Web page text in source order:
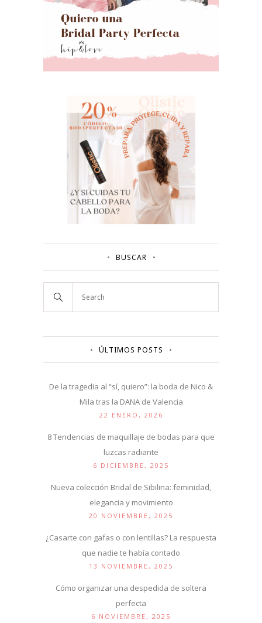
BUSCAR
ÚLTIMOS POSTS
De la tragedia al “sí, quiero”: la boda de Nico &
Mila tras la DANA de Valencia
22 ENERO, 2026
8 Tendencias de maquillaje de bodas para que
luzcas radiante
6 DICIEMBRE, 2025
Nueva colección Bridal de Sibilina: feminidad,
elegancia y movimiento
20 NOVIEMBRE, 2025
¿Casarte con gafas o con lentillas? La respuesta
que nadie te había contado
13 NOVIEMBRE, 2025
Cómo organizar una despedida de soltera
perfecta
6 NOVIEMBRE, 2025